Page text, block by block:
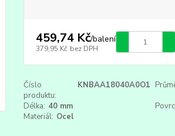
459,74 Kč/balení
379,95 Kč bez DPH
Číslo
produktu:
KNBAA18040A0O1
Délka: 40 mm
Materiál: Ocel